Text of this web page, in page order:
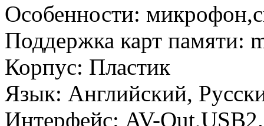
Особенности:
Поддержка карт памяти:
Корпус: Пластик
Язык: Английский,
Интерфейс: AV-